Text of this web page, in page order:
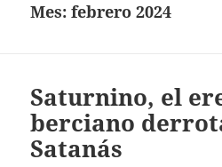
Mes:febrero 2024
Saturnino, el
berciano
Satanás